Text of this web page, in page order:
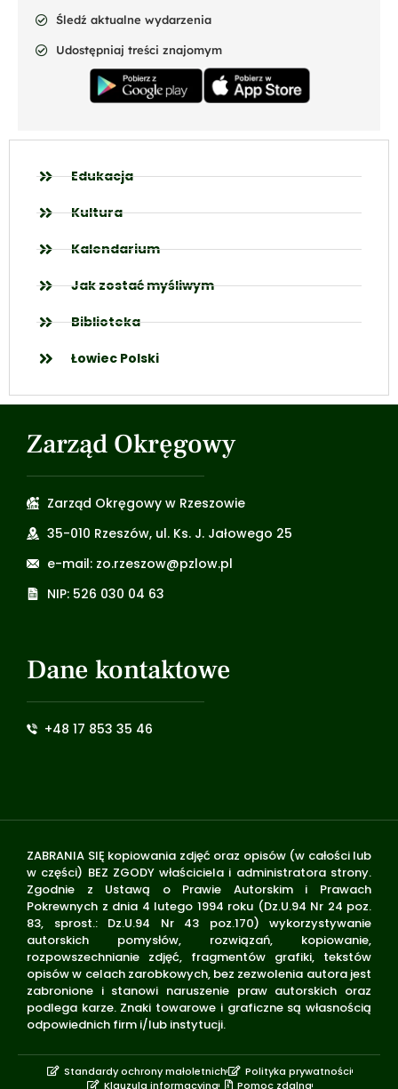
Śledź aktualne wydarzenia
Udostępniaj treści znajomym
Edukacja
Kultura
Kalendarium
Jak zostać myśliwym
Biblioteka
Łowiec Polski
Zarząd Okręgowy
Zarząd Okręgowy w Rzeszowie
35-010 Rzeszów, ul. Ks. J. Jałowego 25
e-mail: zo.rzeszow@pzlow.pl
NIP: 526 030 04 63
Dane kontaktowe
+48 17 853 35 46
ZABRANIA SIĘ kopiowania zdjęć oraz opisów (w całości lub
w części) BEZ ZGODY właściciela i administratora strony.
Zgodnie z Ustawą o Prawie Autorskim i Prawach
Pokrewnych z dnia 4 lutego 1994 roku (Dz.U.94 Nr 24 poz.
83, sprost.: Dz.U.94 Nr 43 poz.170) wykorzystywanie
autorskich pomysłów, rozwiązań, kopiowanie,
rozpowszechnianie zdjęć, fragmentów grafiki, tekstów
opisów w celach zarobkowych, bez zezwolenia autora jest
zabronione i stanowi naruszenie praw autorskich oraz
podlega karze. Znaki towarowe i graficzne są własnością
odpowiednich firm i/lub instytucji.
Standardy ochrony małoletnich
Polityka prywatności
Klauzula informacyjna
Pomoc zdalna